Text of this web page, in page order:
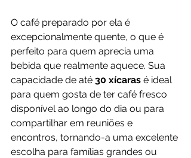
O café preparado por ela é
excepcionalmente quente, o que é
perfeito para quem aprecia uma
bebida que realmente aquece. Sua
capacidade de até 30 xícaras é ideal
para quem gosta de ter café fresco
disponível ao longo do dia ou para
compartilhar em reuniões e
encontros, tornando-a uma excelente
escolha para famílias grandes ou